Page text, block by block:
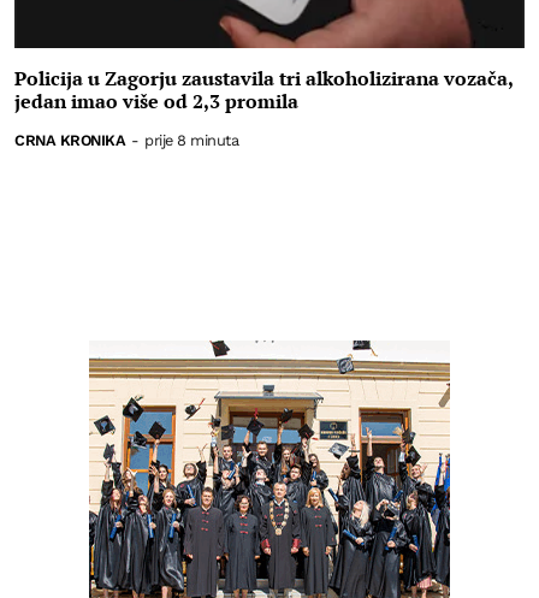
Policija u Zagorju zaustavila tri alkoholizirana vozača,
jedan imao više od 2,3 promila
CRNA KRONIKA - prije 8 minuta